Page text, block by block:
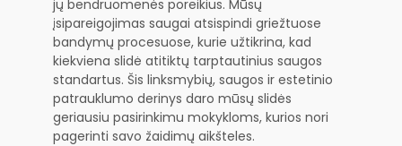
jų bendruomenės poreikius. Mūsų
įsipareigojimas saugai atsispindi griežtuose
bandymų procesuose, kurie užtikrina, kad
kiekviena slidė atitiktų tarptautinius saugos
standartus. Šis linksmybių, saugos ir estetinio
patrauklumo derinys daro mūsų slidės
geriausiu pasirinkimu mokykloms, kurios nori
pagerinti savo žaidimų aikšteles.